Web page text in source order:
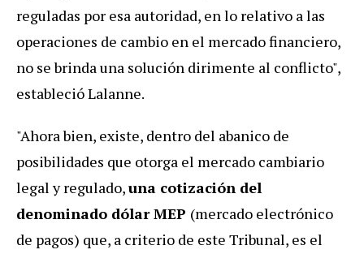
reguladas por esa autoridad, en lo relativo a las
operaciones de cambio en el mercado financiero,
no se brinda una solución dirimente al conflicto",
estableció Lalanne.
"Ahora bien, existe, dentro del abanico de
posibilidades que otorga el mercado cambiario
legal y regulado,una cotización del
denominado dólar MEP (mercado electrónico
de pagos) que, a criterio de este Tribunal, es el